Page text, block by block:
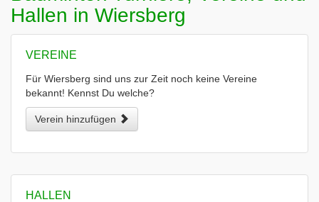
Hallen in Wiersberg
VEREINE
Für Wiersberg sind uns zur Zeit noch keine Vereine
bekannt! Kennst Du welche?
Verein hinzufügen
HALLEN